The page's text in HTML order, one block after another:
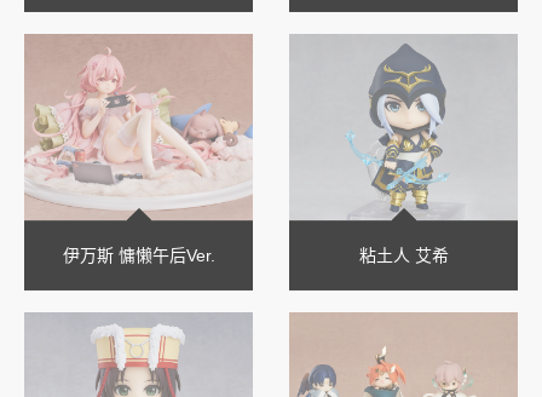
伊万斯 慵懒午后Ver. 粘土人 艾希